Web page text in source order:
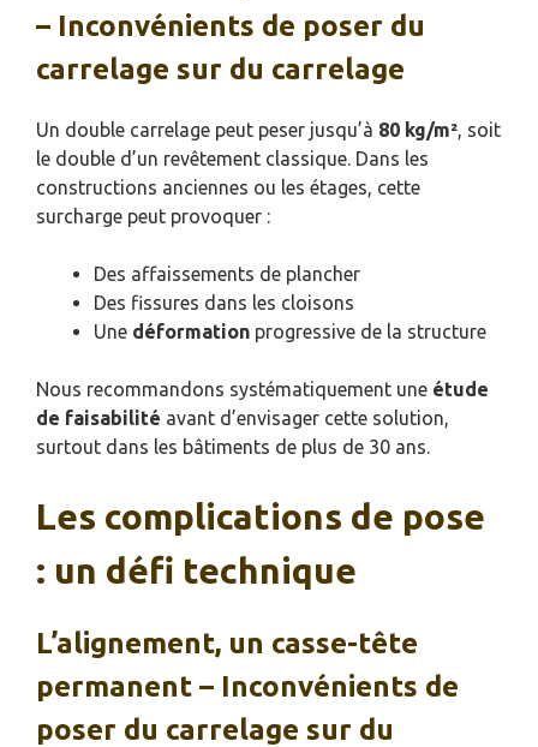
– Inconvénients de poser du
carrelage sur du carrelage
Un double carrelage peut peser jusqu’à 80 kg/m² , soit
le double d’un revêtement classique. Dans les
constructions anciennes ou les étages, cette
surcharge peut provoquer :
Des affaissements de plancher
Des fissures dans les cloisons
Une déformation progressive de la structure
Nous recommandons systématiquement une étude
de faisabilité avant d’envisager cette solution,
surtout dans les bâtiments de plus de 30 ans.
Les complications de pose
: un défi technique
L’alignement, un casse-tête
permanent – Inconvénients de
poser du carrelage sur du